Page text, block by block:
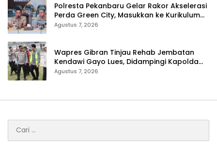
Polresta Pekanbaru Gelar Rakor Akselerasi
Perda Green City, Masukkan ke Kurikulum
Sekolah
Agustus 7, 2026
Wapres Gibran Tinjau Rehab Jembatan
Kendawi Gayo Lues, Didampingi Kapolda
Aceh
Agustus 7, 2026
untuk: